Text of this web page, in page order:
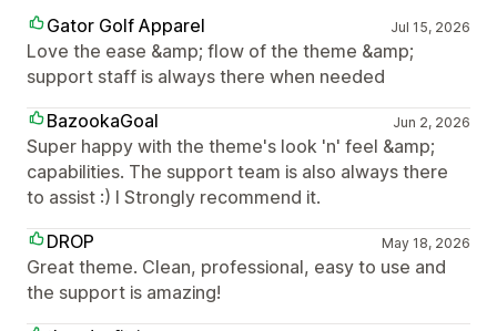
Gator Golf Apparel Jul 15, 2026
Love the ease &amp; flow of the theme &amp;
support staff is always there when needed
BazookaGoal
Jun 2, 2026
Super happy with the theme's look 'n' feel &amp;
capabilities. The support team is also always there
to assist :) I Strongly recommend it.
DROP
May 18, 2026
Great theme. Clean, professional, easy to use and
the support is amazing!